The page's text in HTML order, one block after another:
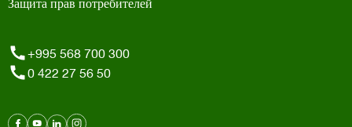
+995 568 700 300
0 422 27 56 50